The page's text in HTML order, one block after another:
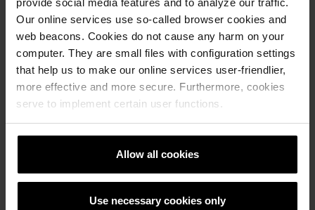
Our online services use so-called browser cookies and
web beacons. Cookies do not cause any harm on your
computer. They are small files with configuration settings
that help us to make our online services user-friendlier,
more effective and more secure. Furthermore, cookies
serve to implement certain user functions.
Allow all cookies
Use necessary cookies only
Krovni sistemi
Kalkulatori za izračun krova